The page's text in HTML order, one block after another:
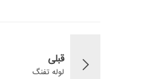
قبلی
لوله تفنگ